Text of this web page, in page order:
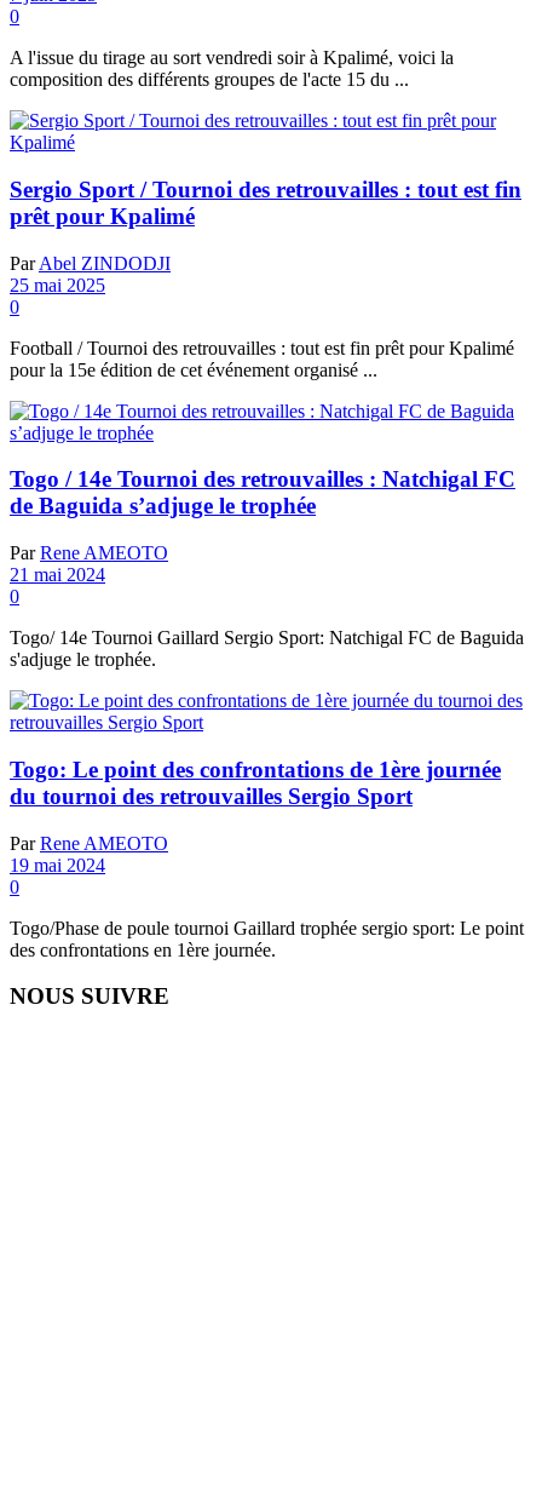
0
A l'issue du tirage au sort vendredi soir à Kpalimé, voici la
composition des différents groupes de l'acte 15 du ...
Sergio Sport / Tournoi des retrouvailles : tout est fin
prêt pour Kpalimé
Par Abel ZINDODJI
25 mai 2025
0
Football / Tournoi des retrouvailles : tout est fin prêt pour Kpalimé
pour la 15e édition de cet événement organisé ...
Togo / 14e Tournoi des retrouvailles : Natchigal FC
de Baguida s’adjuge le trophée
Par Rene AMEOTO
21 mai 2024
0
Togo/ 14e Tournoi Gaillard Sergio Sport: Natchigal FC de Baguida
s'adjuge le trophée.
Togo: Le point des confrontations de 1ère journée
du tournoi des retrouvailles Sergio Sport
Par Rene AMEOTO
19 mai 2024
0
Togo/Phase de poule tournoi Gaillard trophée sergio sport: Le point
des confrontations en 1ère journée.
NOUS SUIVRE